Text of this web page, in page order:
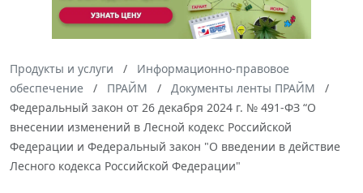
Продукты и услуги
Информационно-правовое
обеспечение
ПРАЙМ
Документы ленты ПРАЙМ
Федеральный закон от 26 декабря 2024 г. № 491-ФЗ “О
внесении изменений в Лесной кодекс Российской
Федерации и Федеральный закон "О введении в действие
Лесного кодекса Российской Федерации"